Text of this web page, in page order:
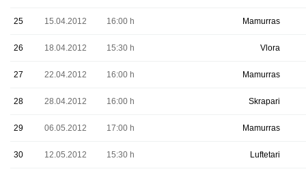
25 15.04.2012 16:00 h Mamurras
26 18.04.2012 15:30 h Vlora
27 22.04.2012 16:00 h Mamurras
28 28.04.2012 16:00 h Skrapari
29 06.05.2012 17:00 h Mamurras
30 12.05.2012 15:30 h Luftetari